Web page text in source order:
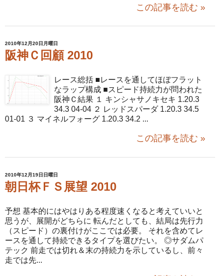
この記事を読む »
2010年12月20日月曜日
阪神Ｃ回顧 2010
レース総括 ■レースを通してほぼフラット
なラップ構成 ■スピード持続力が問われた
阪神Ｃ結果 １ キンシャサノキセキ 1.20.3
34.3 04-04 ２ レッドスパーダ 1.20.3 34.5
01-01 ３ マイネルフォーグ 1.20.3 34.2 ...
この記事を読む »
2010年12月19日日曜日
朝日杯ＦＳ展望 2010
予想 基本的にはやはりある程度速くなると考えていいと
思うが、展開がどちらに 転んだとしても、結局は先行力
（スピード）の裏付けがここでは必要。 それを含めてレ
ースを通して持続できるタイプを選びたい。 ◎サダムパ
テック 前走では切れ＆末の持続力を示しているし、前々
走では先...